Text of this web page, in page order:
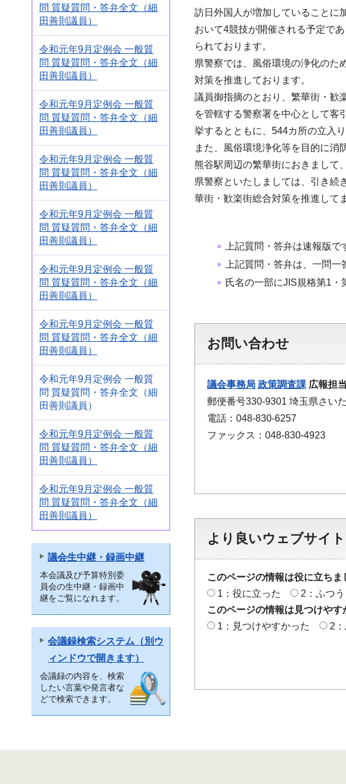
問 質疑質問・答弁全文（細
田善則議員）
令和元年9月定例会 一般質
問 質疑質問・答弁全文（細
田善則議員）
令和元年9月定例会 一般質
問 質疑質問・答弁全文（細
田善則議員）
令和元年9月定例会 一般質
問 質疑質問・答弁全文（細
田善則議員）
令和元年9月定例会 一般質
問 質疑質問・答弁全文（細
田善則議員）
令和元年9月定例会 一般質
問 質疑質問・答弁全文（細
田善則議員）
令和元年9月定例会 一般質
問 質疑質問・答弁全文（細
田善則議員）
令和元年9月定例会 一般質
問 質疑質問・答弁全文（細
田善則議員）
令和元年9月定例会 一般質
問 質疑質問・答弁全文（細
田善則議員）
令和元年9月定例会 一般質
問 質疑質問・答弁全文（細
田善則議員）
議会生中継・録画中継
本会議及び予算特別委
員会の生中継・録画中
継をご覧になれます。
会議録検索システム（別ウ
ィンドウで開きます）
会議録の内容を、検索
したい言葉や発言者な
どで検索できます。
訪日外国人が増加していることに
おいて4競技が開催される予定で
られております。
県警察では、風俗環境の浄化のた
対策を推進しております。
議員御指摘のとおり、繁華街・歓
を管轄する警察署を中心として客
挙するとともに、544カ所の立入
また、風俗環境浄化等を目的に消
熊谷駅周辺の繁華街におきまして
県警察といたしましては、引き続
華街・歓楽街総合対策を推進して
上記質問・答弁は速報版で
上記質問・答弁は、一問
氏名の一部にJIS規格第1・
お問い合わせ
議会事務局 政策調査課 広報担当
郵便番号330-9301 埼玉県さい
電話：048-830-6257
ファックス：048-830-4923
より良いウェブサイ
このページの情報は役に立ちま
1：役に立った
2：ふつう
このページの情報は見つけやす
1：見つけやすかった
2：